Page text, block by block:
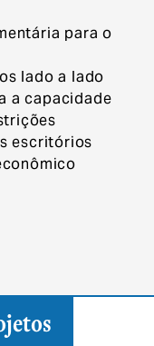
para o
lado a lado
a capacidade
escritórios